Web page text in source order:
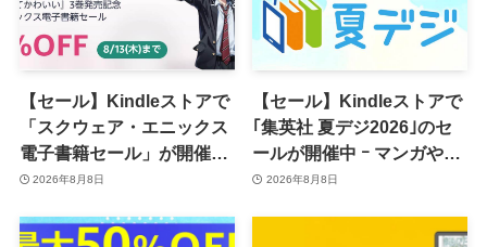
【セール】Kindleストアで
「スクウェア・エニックス
電子書籍セール」が開催中
ｰ コミックやゲーム関連書
2026年8月8日
【セール】Kindleストアで
｢集英社 夏デジ2026｣のセ
ールが開催中 ｰ マンガや写
真集など1,000冊以上が
2026年8月8日